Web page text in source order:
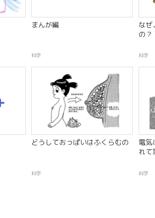
まんが編
科学
な
の？
科学
どうしておっぱいはふくらむの
科学
電
れて
科学